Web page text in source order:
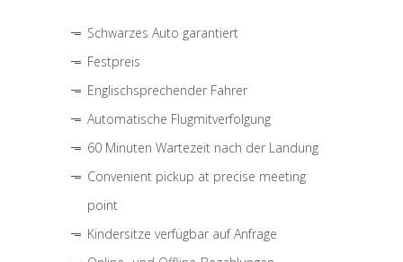
Schwarzes Auto garantiert
Festpreis
Englischsprechender Fahrer
Automatische Flugmitverfolgung
60 Minuten Wartezeit nach der Landung
Convenient pickup at precise meeting
point
Kindersitze verfügbar auf Anfrage